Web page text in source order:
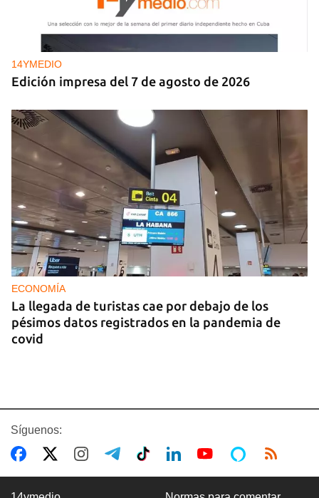
14YMEDIO
Edición impresa del 7 de agosto de 2026
ECONOMÍA
La llegada de turistas cae por debajo de los
pésimos datos registrados en la pandemia de
covid
Síguenos: